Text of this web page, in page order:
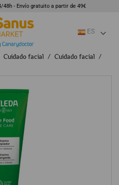
48h - Envío gratuito a partir de 49€
ES
Cuidado facial
Cuidado facial